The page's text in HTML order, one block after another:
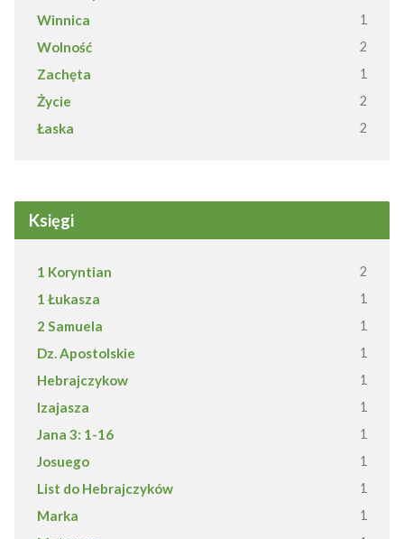
Winnica
1
Wolność 2
Zachęta 1
Życie 2
Łaska 2
Księgi
1 Koryntian 2
1 Łukasza 1
2 Samuela 1
Dz. Apostolskie 1
Hebrajczykow 1
Izajasza 1
Jana 3: 1-16 1
Josuego 1
List do Hebrajczyków 1
Marka 1